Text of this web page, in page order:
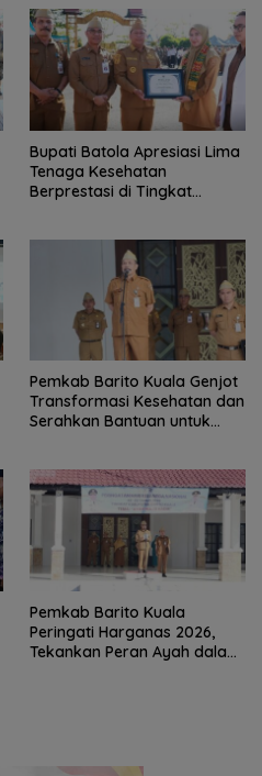
Bupati Batola Apresiasi Lima
Tenaga Kesehatan
Berprestasi di Tingkat
Pemkab Barito Kuala Genjot
Transformasi Kesehatan dan
Serahkan Bantuan untuk
Pemkab Barito Kuala
Peringati Harganas 2026,
Tekankan Peran Ayah dalam